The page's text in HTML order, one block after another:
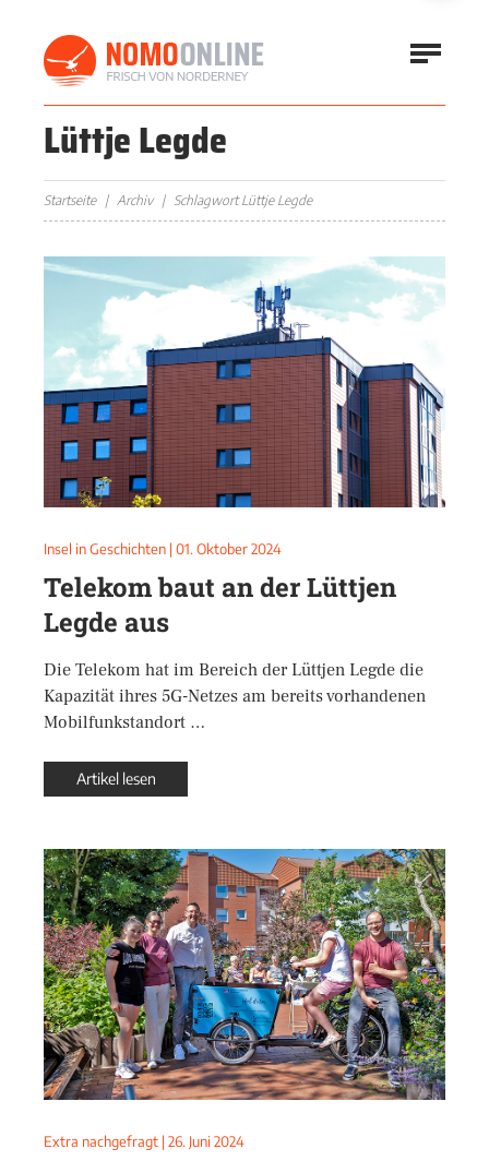
Lüttje Legde
Startseite Archiv Schlagwort Lüttje Legde
Insel in Geschichten | 01. Oktober 2024
Telekom baut an der Lüttjen
Legde aus
Die Telekom hat im Bereich der Lüttjen Legde die
Kapazität ihres 5G-Netzes am bereits vorhandenen
Mobilfunkstandort …
Artikel lesen
Extra nachgefragt | 26. Juni 2024